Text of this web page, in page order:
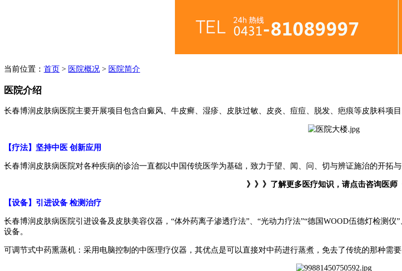
当前位置： 首页 > 医院概况 > 医院简介
医院介绍
长春博润皮肤病医院主要开展项目包含白癜风、牛皮癣、湿疹、皮肤过敏、皮炎、痘痘、脱发、疤痕等皮肤科项目
【疗法】坚持中医 创新应用
长春博润皮肤病医院对各种疾病的诊治一直都以中国传统医学为基础，致力于望、闻、问、切与辨证施治的开拓
》》》了解更多医疗知识，请点击咨询医师
【设备】引进设备 检测治疗
长春博润皮肤病医院引进设备及皮肤美容仪器，“体外药离子渗透疗法”、“光动力疗法”“德国WOOD伍德灯检测
设备。
可调节式中药熏蒸机：采用电脑控制的中医理疗仪器，其优点是可以直接对中药进行蒸煮，免去了传统的那种需